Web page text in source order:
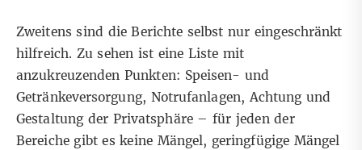
Zweitens sind die Berichte selbst nur eingeschränkt
hilfreich. Zu sehen ist eine Liste mit
anzukreuzenden Punkten: Speisen- und
Getränkeversorgung, Notrufanlagen, Achtung und
Gestaltung der Privatsphäre – für jeden der
Bereiche gibt es keine Mängel, geringfügige Mängel